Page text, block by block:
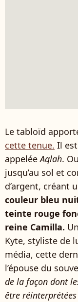
Le tabloïd
cette tenue. Il
appeléeAqlah.
jusqu’au sol et
d’argent, créant
couleur bleu
teinte rouge
reine Camilla.
Kyte, styliste de
média, cette
l’épouse du
de la façon dont
être